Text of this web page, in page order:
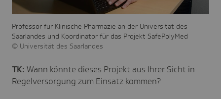
Professor für Klinische Pharmazie an der Universität des
Saarlandes und Koordinator für das Projekt SafePolyMed
Universität des Saarlandes
TK: Wann könnte dieses Projekt aus Ihrer Sicht in
Regelversorgung zum Einsatz kommen?